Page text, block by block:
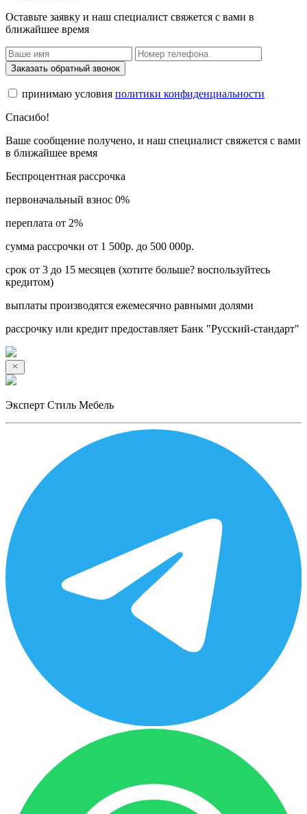
Оставьте заявку и наш специалист свяжется с вами в
ближайшее время
Заказать обратный звонок
принимаю условия политики конфиденциальности
Спасибо!
Ваше сообщение получено, и наш специалист свяжется с вами
в ближайшее время
Беспроцентная рассрочка
первоначальный взнос 0%
переплата от 2%
сумма рассрочки от 1 500р. до 500 000р.
срок от 3 до 15 месяцев (хотите больше? воспользуйтесь
кредитом)
выплаты производятся ежемесячно равными долями
рассрочку или кредит предоставляет Банк "Русский-стандарт"
Эксперт Стиль Мебель